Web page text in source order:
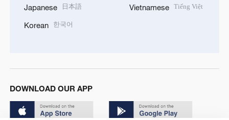
Japanese 日本語
Korean 한국어
Vietnamese Tiếng Việt
DOWNLOAD OUR APP